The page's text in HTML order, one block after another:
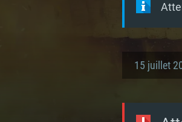
15 juillet